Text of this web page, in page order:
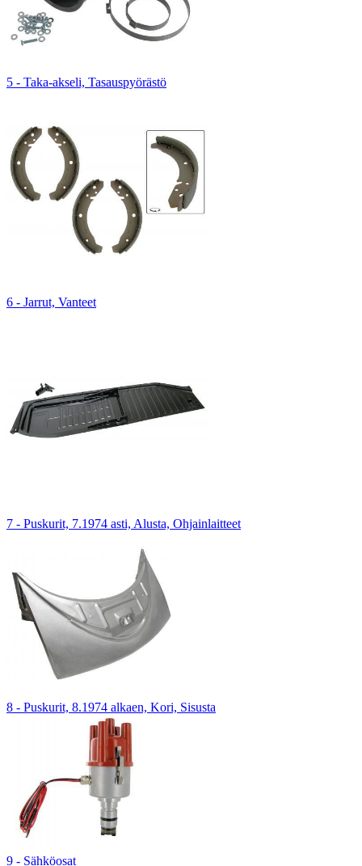
5 - Taka-akseli, Tasauspyörästö
6 - Jarrut, Vanteet
7 - Puskurit, 7.1974 asti, Alusta, Ohjainlaitteet
8 - Puskurit, 8.1974 alkaen, Kori, Sisusta
9 - Sähköosat